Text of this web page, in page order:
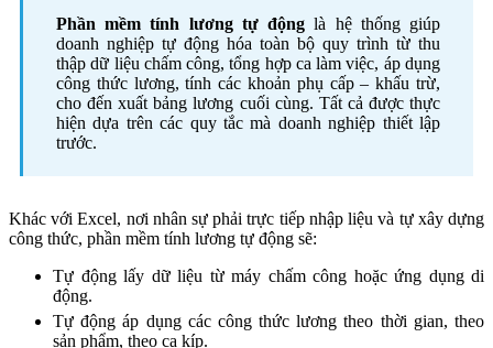
Phần mềm tính lương tự động là hệ thống giúp
doanh nghiệp tự động hóa toàn bộ quy trình từ thu
thập dữ liệu chấm công, tổng hợp ca làm việc, áp dụng
công thức lương, tính các khoản phụ cấp – khấu trừ,
cho đến xuất bảng lương cuối cùng. Tất cả được thực
hiện dựa trên các quy tắc mà doanh nghiệp thiết lập
trước.
Khác với Excel, nơi nhân sự phải trực tiếp nhập liệu và tự xây dựng
công thức, phần mềm tính lương tự động sẽ:
Tự động lấy dữ liệu từ máy chấm công hoặc ứng dụng di
động.
Tự động áp dụng các công thức lương theo thời gian, theo
sản phẩm, theo ca kíp.